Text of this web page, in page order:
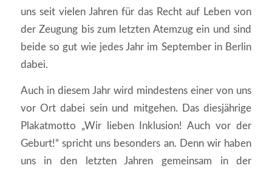
uns seit vielen Jahren für das Recht auf Leben von
der Zeugung bis zum letzten Atemzug ein und sind
beide so gut wie jedes Jahr im September in Berlin
dabei.
Auch in diesem Jahr wird mindestens einer von uns
vor Ort dabei sein und mitgehen. Das diesjährige
Plakatmotto „Wir lieben Inklusion! Auch vor der
Geburt!“ spricht uns besonders an. Denn wir haben
uns in den letzten Jahren gemeinsam in der